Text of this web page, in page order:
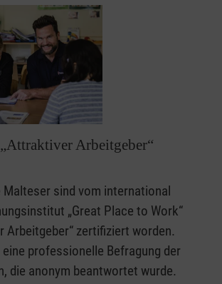
Arbeitgeber“
Malteser sind vom international
„Great Place to Work“
Arbeitgeber“ zertifiziert worden.
eine professionelle Befragung der
die anonym beantwortet wurde.